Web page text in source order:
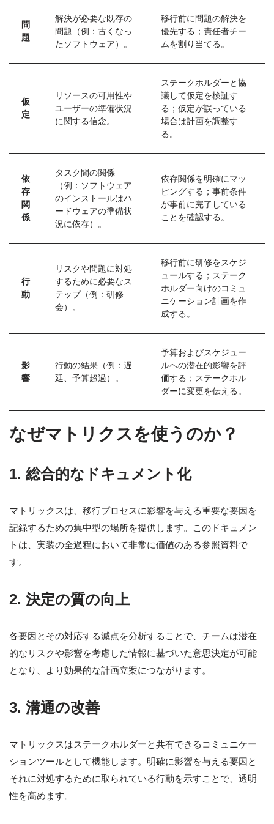
問
題
解決が必要な既存の
問題（例：古くなっ
たソフトウェア）。
移行前に問題の解決を
優先する；責任者チー
ムを割り当てる。
仮
定
リソースの可用性や
ユーザーの準備状況
に関する信念。
ステークホルダーと協
議して仮定を検証す
る；仮定が誤っている
場合は計画を調整す
る。
依
存
関
係
タスク間の関係
（例：ソフトウェア
のインストールはハ
ードウェアの準備状
況に依存）。
依存関係を明確にマッ
ピングする；事前条件
が事前に完了している
ことを確認する。
行
動
リスクや問題に対処
するために必要なス
テップ（例：研修
会）。
移行前に研修をスケジ
ュールする；ステーク
ホルダー向けのコミュ
ニケーション計画を作
成する。
影
響
行動の結果（例：遅
延、予算超過）。
予算およびスケジュー
ルへの潜在的影響を評
価する；ステークホル
ダーに変更を伝える。
なぜマトリクスを使うのか？
1. 総合的なドキュメント化
マトリックスは、移行プロセスに影響を与える重要な要因を
記録するための集中型の場所を提供します。このドキュメン
トは、実装の全過程において非常に価値のある参照資料で
す。
2. 決定の質の向上
各要因とその対応する減点を分析することで、チームは潜在
的なリスクや影響を考慮した情報に基づいた意思決定が可能
となり、より効果的な計画立案につながります。
3. 溝通の改善
マトリックスはステークホルダーと共有できるコミュニケー
ションツールとして機能します。明確に影響を与える要因と
それに対処するために取られている行動を示すことで、透明
性を高めます。